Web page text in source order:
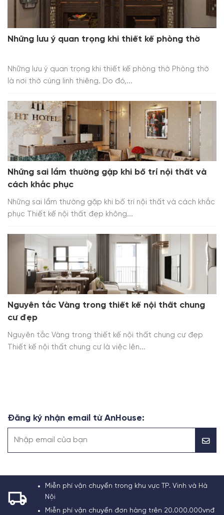
Những lưu ý quan trọng khi thiết kế phòng thờ
Những lưu ý quan trọng khi thiết kế phòng thờ Phòng thờ
là nơi thờ cúng linh thiêng. Do đó,...
Những sai lầm thường gặp khi bố trí nội thất và
cách khắc phục
Những sai lầm thường gặp khi bố trí nội thất và cách khắc
phục Thiết kế nội thất đẹp không...
Nguyên tắc Vàng trong thiết kế nội thất chung
cư đẹp
Nguyên tắc Vàng trong thiết kế nội thất chung cư đẹp
Thiết kế nội thất chung cư là việc lên...
Đăng ký nhận email từ AnHouse:
Miễn phí vận chuyển trong khu vực TP. Vinh và Hà
Nội
Miễn phí vận chuyển đơn hàng trên 20.000.000vnđ